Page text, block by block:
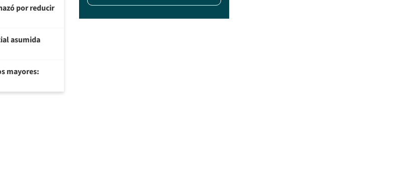
por reducir
asumida
mayores: